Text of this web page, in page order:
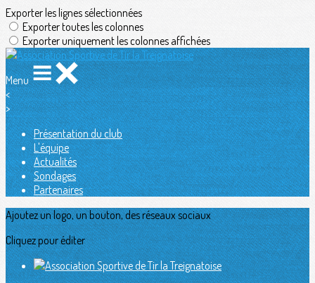
Exporter les lignes sélectionnées
Exporter toutes les colonnes
Exporter uniquement les colonnes affichées
Menu
<
>
Présentation du club
L'équipe
Actualités
Sondages
Partenaires
Ajoutez un logo, un bouton, des réseaux sociaux
Cliquez pour éditer